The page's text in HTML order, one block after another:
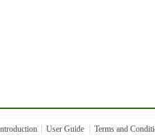
User Guide Terms and